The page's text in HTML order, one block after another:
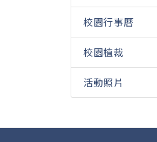
校園行事曆
校園植裁
活動照片